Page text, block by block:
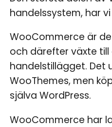
handelssystem, har
WooCommerce är
och därefter växte
handelstillägget. Det
WooThemes, men
själva WordPress.
WooCommerce har